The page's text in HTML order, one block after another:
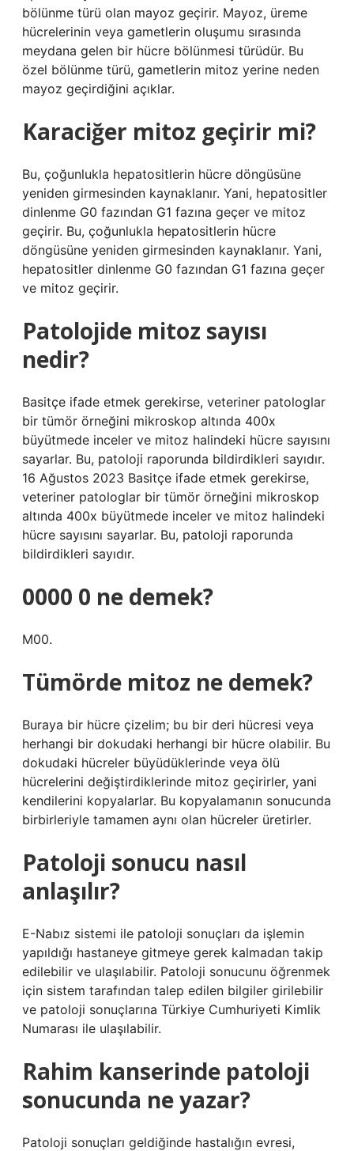
bölünme türü olan mayoz geçirir. Mayoz, üreme
hücrelerinin veya gametlerin oluşumu sırasında
meydana gelen bir hücre bölünmesi türüdür. Bu
özel bölünme türü, gametlerin mitoz yerine neden
mayoz geçirdiğini açıklar.
Karaciğer mitoz geçirir mi?
Bu, çoğunlukla hepatositlerin hücre döngüsüne
yeniden girmesinden kaynaklanır. Yani, hepatositler
dinlenme G0 fazından G1 fazına geçer ve mitoz
geçirir. Bu, çoğunlukla hepatositlerin hücre
döngüsüne yeniden girmesinden kaynaklanır. Yani,
hepatositler dinlenme G0 fazından G1 fazına geçer
ve mitoz geçirir.
Patolojide mitoz sayısı
nedir?
Basitçe ifade etmek gerekirse, veteriner patologlar
bir tümör örneğini mikroskop altında 400x
büyütmede inceler ve mitoz halindeki hücre sayısını
sayarlar. Bu, patoloji raporunda bildirdikleri sayıdır.
16 Ağustos 2023 Basitçe ifade etmek gerekirse,
veteriner patologlar bir tümör örneğini mikroskop
altında 400x büyütmede inceler ve mitoz halindeki
hücre sayısını sayarlar. Bu, patoloji raporunda
bildirdikleri sayıdır.
0000 0 ne demek?
M00.
Tümörde mitoz ne demek?
Buraya bir hücre çizelim; bu bir deri hücresi veya
herhangi bir dokudaki herhangi bir hücre olabilir. Bu
dokudaki hücreler büyüdüklerinde veya ölü
hücrelerini değiştirdiklerinde mitoz geçirirler, yani
kendilerini kopyalarlar. Bu kopyalamanın sonucunda
birbirleriyle tamamen aynı olan hücreler üretirler.
Patoloji sonucu nasıl
anlaşılır?
E-Nabız sistemi ile patoloji sonuçları da işlemin
yapıldığı hastaneye gitmeye gerek kalmadan takip
edilebilir ve ulaşılabilir. Patoloji sonucunu öğrenmek
için sistem tarafından talep edilen bilgiler girilebilir
ve patoloji sonuçlarına Türkiye Cumhuriyeti Kimlik
Numarası ile ulaşılabilir.
Rahim kanserinde patoloji
sonucunda ne yazar?
Patoloji sonuçları geldiğinde hastalığın evresi,